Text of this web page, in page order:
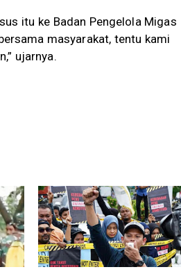
itu ke Badan Pengelola Migas
masyarakat, tentu kami
ujarnya.